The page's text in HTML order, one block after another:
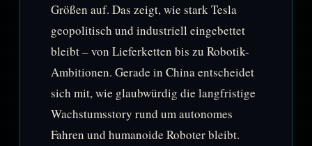
Größen auf. Das zeigt, wie stark Tesla
geopolitisch und industriell eingebettet
bleibt – von Lieferketten bis zu Robotik-
Ambitionen. Gerade in China entscheidet
sich mit, wie glaubwürdig die langfristige
Wachstumsstory rund um autonomes
Fahren und humanoide Roboter bleibt.